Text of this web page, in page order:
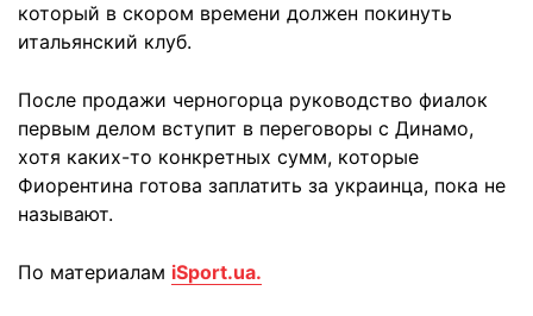
который в скором времени должен покинуть
итальянский клуб.
После продажи черногорца руководство фиалок
первым делом вступит в переговоры с Динамо,
хотя каких-то конкретных сумм, которые
Фиорентина готова заплатить за украинца, пока не
называют.
По материалам iSport.ua.